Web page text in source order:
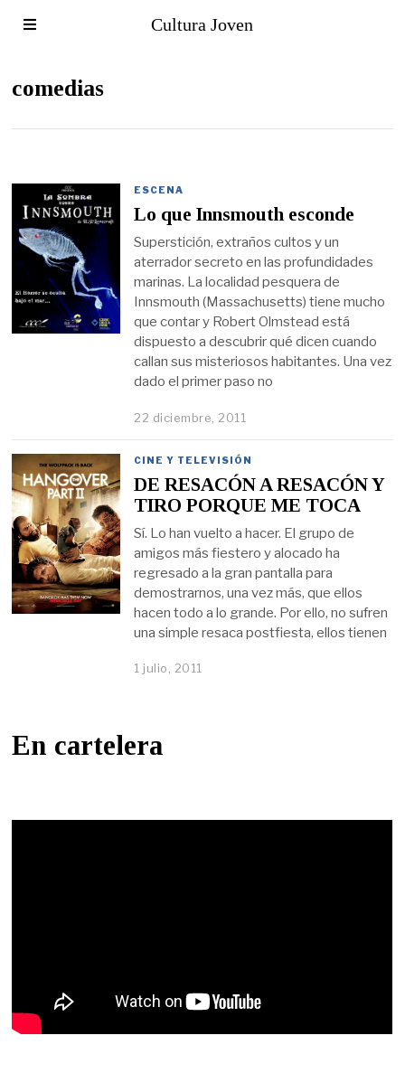
Cultura Joven
comedias
ESCENA
Lo que Innsmouth esconde
Superstición, extraños cultos y un
aterrador secreto en las profundidades
marinas. La localidad pesquera de
Innsmouth (Massachusetts) tiene mucho
que contar y Robert Olmstead está
dispuesto a descubrir qué dicen cuando
callan sus misteriosos habitantes. Una vez
dado el primer paso no
22 diciembre, 2011
CINE Y TELEVISIÓN
DE RESACÓN A RESACÓN Y
TIRO PORQUE ME TOCA
Sí. Lo han vuelto a hacer. El grupo de
amigos más fiestero y alocado ha
regresado a la gran pantalla para
demostrarnos, una vez más, que ellos
hacen todo a lo grande. Por ello, no sufren
una simple resaca postfiesta, ellos tienen
1 julio, 2011
En cartelera